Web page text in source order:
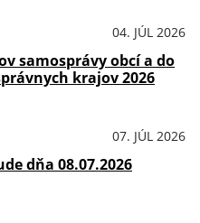
04. JÚL 2026
samosprávy obcí a do
krajov 2026
07. JÚL 2026
dňa 08.07.2026